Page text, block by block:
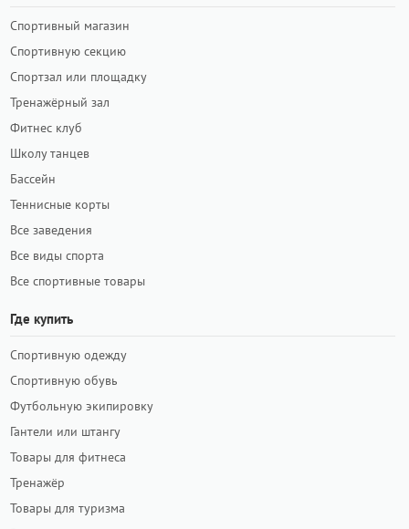
Спортивный магазин
Спортивную секцию
Спортзал или площадку
Тренажёрный зал
Фитнес клуб
Школу танцев
Бассейн
Теннисные корты
Все заведения
Все виды спорта
Все спортивные товары
Где купить
Спортивную одежду
Спортивную обувь
Футбольную экипировку
Гантели или штангу
Товары для фитнеса
Тренажёр
Товары для туризма